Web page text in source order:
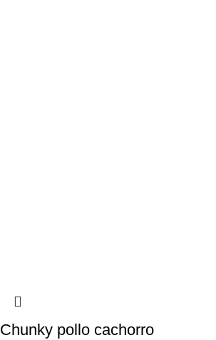
Chunky pollo cachorro